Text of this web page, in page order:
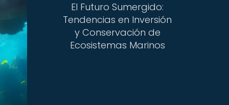
El Futuro Sumergido:
Tendencias en Inversión
y Conservación de
Ecosistemas Marinos